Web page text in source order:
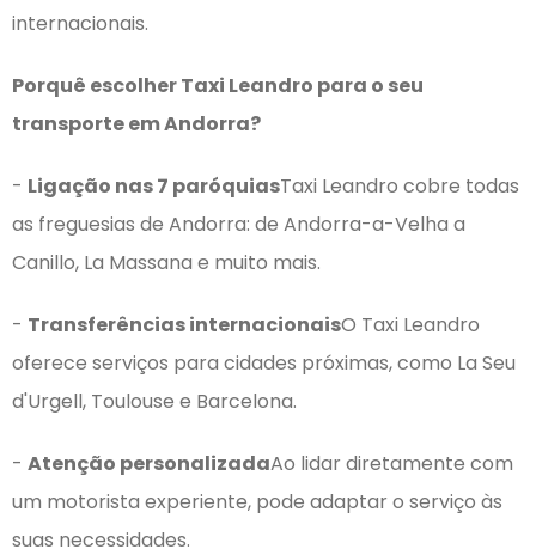
internacionais.
Porquê escolher Taxi Leandro para o seu
transporte em Andorra?
- Ligação nas 7 paróquiasTaxi Leandro cobre todas
as freguesias de Andorra: de Andorra-a-Velha a
Canillo, La Massana e muito mais.
- Transferências internacionaisO Taxi Leandro
oferece serviços para cidades próximas, como La Seu
d'Urgell, Toulouse e Barcelona.
- Atenção personalizadaAo lidar diretamente com
um motorista experiente, pode adaptar o serviço às
suas necessidades.